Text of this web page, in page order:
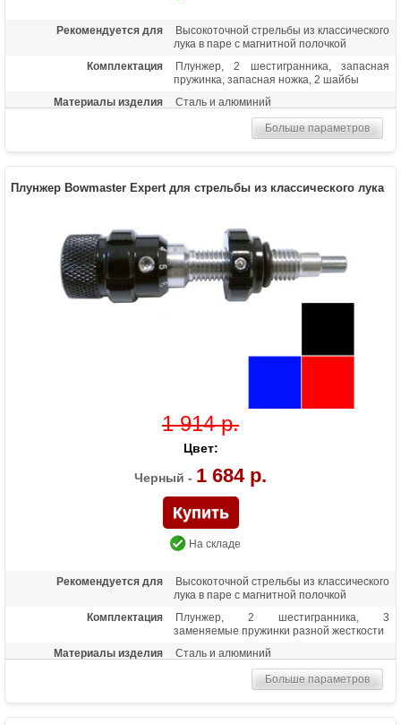
Рекомендуется для
Высокоточной стрельбы из классического
лука в паре с магнитной полочкой
Комплектация
Плунжер, 2 шестигранника, запасная
пружинка, запасная ножка, 2 шайбы
Материалы изделия
Сталь и алюминий
Больше параметров
Плунжер Bowmaster Expert для стрельбы из классического лука
1 914 р.
Цвет:
Черный - 1 684 р.
На складе
Рекомендуется для
Высокоточной стрельбы из классического
лука в паре с магнитной полочкой
Комплектация
Плунжер, 2 шестигранника, 3
заменяемые пружинки разной жесткости
Материалы изделия
Сталь и алюминий
Больше параметров